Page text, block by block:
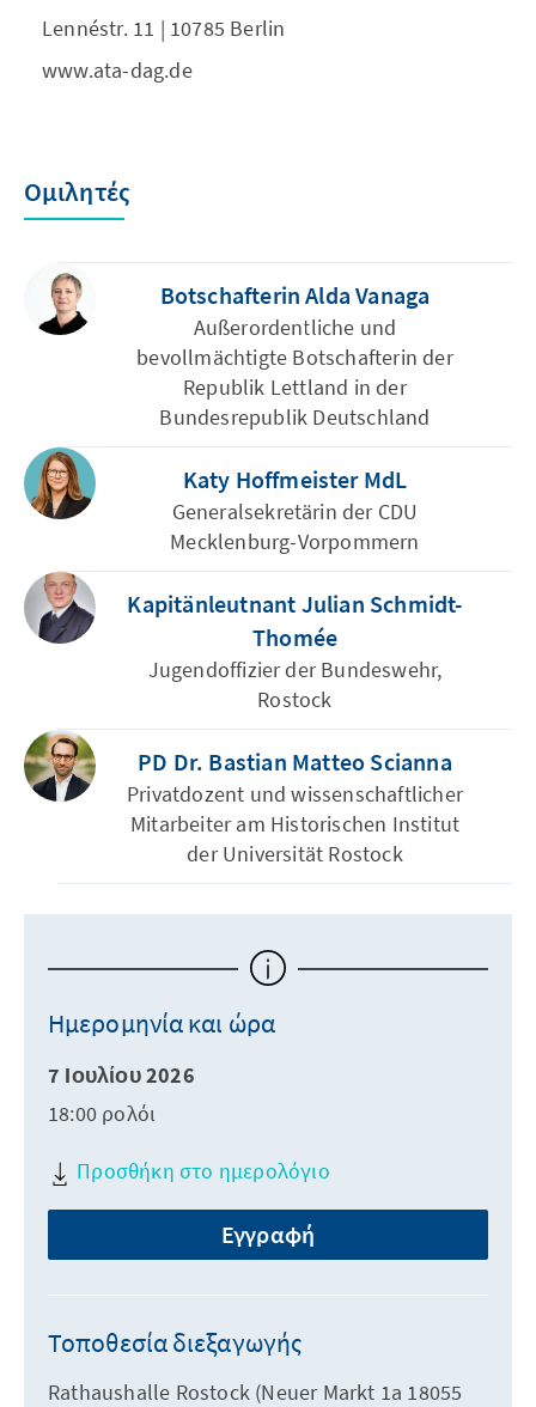
Lennéstr. 11 | 10785 Berlin
www.ata-dag.de
Ομιλητές
Botschafterin Alda Vanaga
Außerordentliche und
bevollmächtigte Botschafterin der
Republik Lettland in der
Bundesrepublik Deutschland
Katy Hoffmeister MdL
Generalsekretärin der CDU
Mecklenburg-Vorpommern
Kapitänleutnant Julian Schmidt-
Thomée
Jugendoffizier der Bundeswehr,
Rostock
PD Dr. Bastian Matteo Scianna
Privatdozent und wissenschaftlicher
Mitarbeiter am Historischen Institut
der Universität Rostock
Ημερομηνία και ώρα
7 Ιουλίου 2026
18:00 ρολόι
Προσθήκη στο ημερολόγιο
Εγγραφή
Τοποθεσία διεξαγωγής
Rathaushalle Rostock (Neuer Markt 1a 18055